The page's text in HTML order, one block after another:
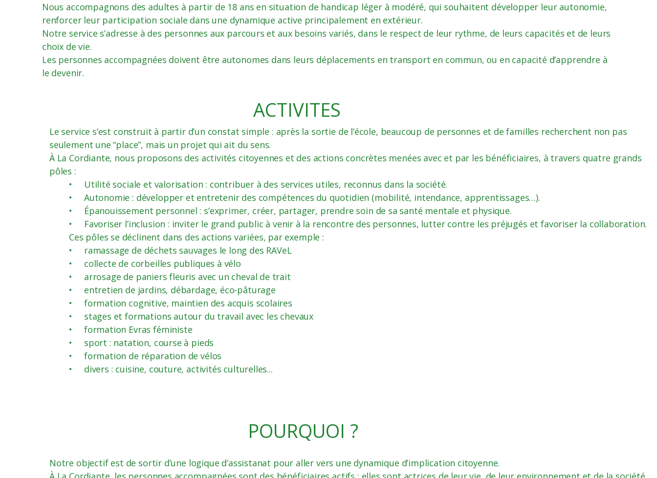
Nous accompagnons des adultes à partir de 18 ans en situation de handicap léger à modéré, qui souhaitent développer leur autonomie,
renforcer leur participation sociale dans une dynamique active principalement en extérieur.
Notre service s’adresse à des personnes aux parcours et aux besoins variés, dans le respect de leur rythme, de leurs capacités et de leurs
choix de vie.
Les personnes accompagnées doivent être autonomes dans leurs déplacements en transport en commun, ou en capacité d’apprendre à
le devenir.
ACTIVITES
Le service s’est construit à partir d’un constat simple : après la sortie de l’école, beaucoup de personnes et de familles recherchent non pas
seulement une “place”, mais un projet qui ait du sens.
À La Cordiante, nous proposons des activités citoyennes et des actions concrètes menées avec et par les bénéficiaires, à travers quatre grands
pôles :
• Utilité sociale et valorisation : contribuer à des services utiles, reconnus dans la société.
• Autonomie : développer et entretenir des compétences du quotidien (mobilité, intendance, apprentissages…).
• Épanouissement personnel : s’exprimer, créer, partager, prendre soin de sa santé mentale et physique.
• Favoriser l’inclusion : inviter le grand public à venir à la rencontre des personnes, lutter contre les préjugés et favoriser la collaboration.
Ces pôles se déclinent dans des actions variées, par exemple :
• ramassage de déchets sauvages le long des RAVeL
• collecte de corbeilles publiques à vélo
• arrosage de paniers fleuris avec un cheval de trait
• entretien de jardins, débardage, éco-pâturage
• formation cognitive, maintien des acquis scolaires
• stages et formations autour du travail avec les chevaux
• formation Evras féministe
• sport : natation, course à pieds
• formation de réparation de vélos
• divers : cuisine, couture, activités culturelles...
POURQUOI ?
Notre objectif est de sortir d’une logique d’assistanat pour aller vers une dynamique d’implication citoyenne.